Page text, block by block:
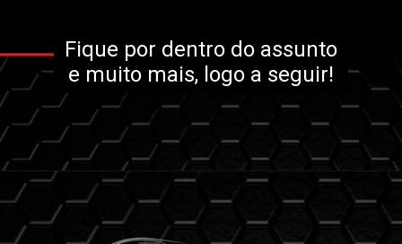
Fique por dentro do assunto
e muito mais, logo a seguir!